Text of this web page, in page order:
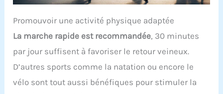
Promouvoir une activité physique adaptée
La marche rapide est recommandée, 30 minutes
par jour suffisent à favoriser le retour veineux.
D’autres sports comme la natation ou encore le
vélo sont tout aussi bénéfiques pour stimuler la